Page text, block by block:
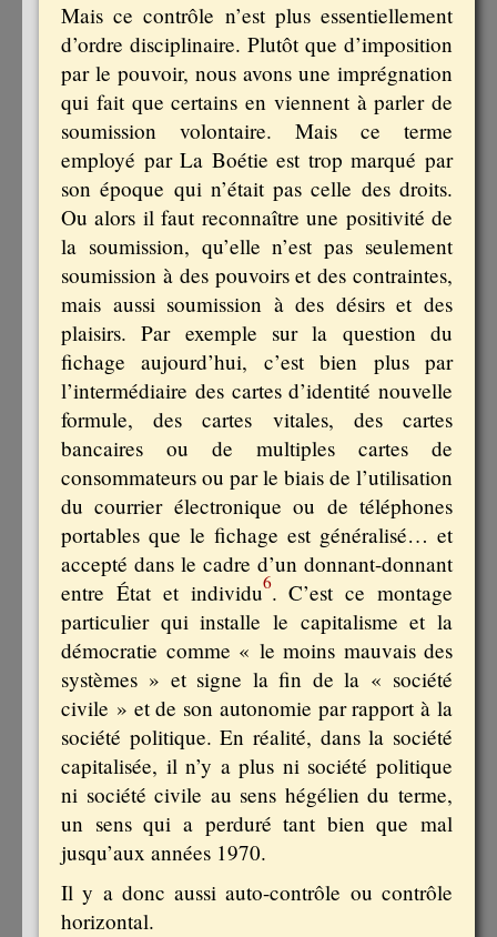
Mais ce contrôle n’est plus essentiellement
d’ordre disciplinaire. Plutôt que d’imposition
par le pouvoir, nous avons une imprégnation
qui fait que certains en viennent à parler de
soumission volontaire. Mais ce terme
employé par La Boétie est trop marqué par
son époque qui n’était pas celle des droits.
Ou alors il faut reconnaître une positivité de
la soumission, qu’elle n’est pas seulement
soumission à des pouvoirs et des contraintes,
mais aussi soumission à des désirs et des
plaisirs. Par exemple sur la question du
fichage aujourd’hui, c’est bien plus par
l’intermédiaire des cartes d’identité nouvelle
formule, des cartes vitales, des cartes
bancaires ou de multiples cartes de
consommateurs ou par le biais de l’utilisation
du courrier électronique ou de téléphones
portables que le fichage est généralisé… et
accepté dans le cadre d’un donnant-donnant
entre État et individu6. C’est ce montage
particulier qui installe le capitalisme et la
démocratie comme « le moins mauvais des
systèmes » et signe la fin de la « société
civile » et de son autonomie par rapport à la
société politique. En réalité, dans la société
capitalisée, il n’y a plus ni société politique
ni société civile au sens hégélien du terme,
un sens qui a perduré tant bien que mal
jusqu’aux années 1970.
Il y a donc aussi auto-contrôle ou contrôle
horizontal.